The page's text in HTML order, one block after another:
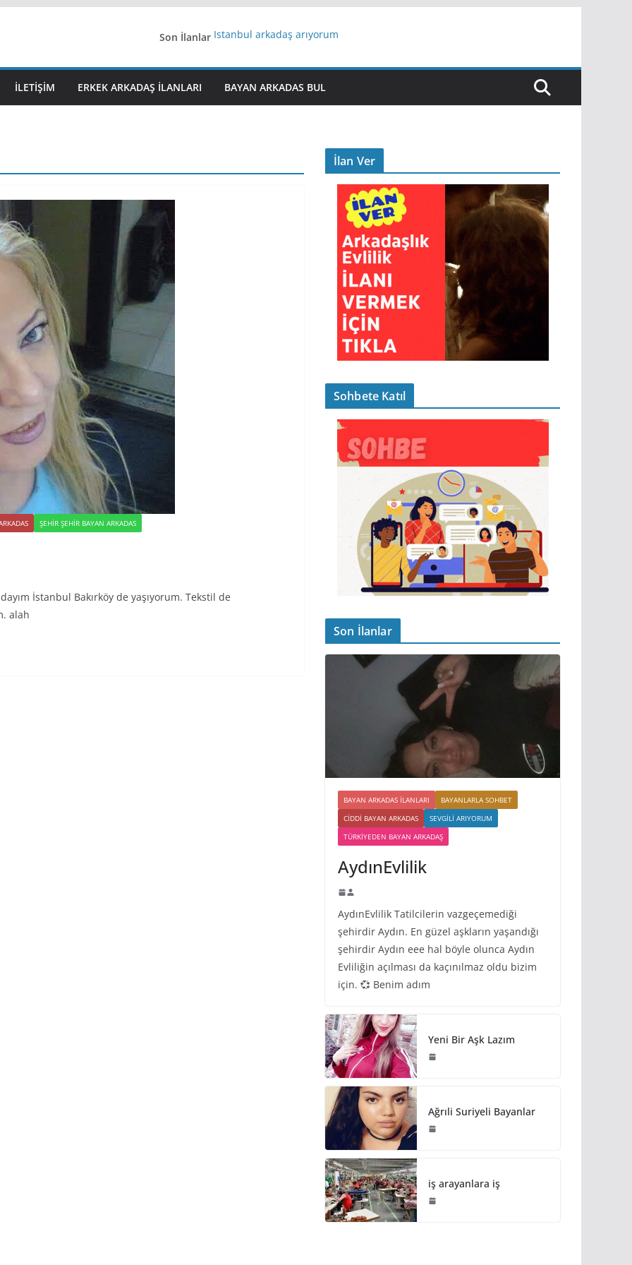
Son İlanlar İstanbul arkadaş arıyorum
Yeni Bir Aşk Lazım
iş arayanlara iş
İLETIŞIM ERKEK ARKADAŞ ILANLARI BAYAN ARKADAS BUL
ŞEHIR ŞEHIR BAYAN ARKADAS
İstanbul Bakırköy de yaşıyorum. Tekstil de
alah
İlan Ver
Sohbete Katıl
Son İlanlar
BAYAN ARKADAS ILANLARI
BAYANLARLA SOHBET
CIDDI BAYAN ARKADAS
SEVGILI ARIYORUM
TÜRKIYEDEN BAYAN ARKADAŞ
AydınEvlilik
AydınEvlilik Tatilcilerin vazgeçemediği
şehirdir Aydın. En güzel aşkların yaşandığı
şehirdir Aydın eee hal böyle olunca Aydın
Evliliğin açılması da kaçınılmaz oldu bizim
için. 💞 Benim adım
Yeni Bir Aşk Lazım
Ağrıli Suriyeli Bayanlar
iş arayanlara iş